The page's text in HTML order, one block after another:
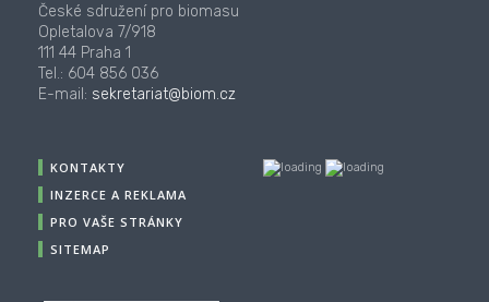
České sdružení pro biomasu
Opletalova 7/918
111 44 Praha 1
Tel.: 604 856 036
E-mail: sekretariat@biom.cz
KONTAKTY
INZERCE A REKLAMA
PRO VAŠE STRÁNKY
SITEMAP